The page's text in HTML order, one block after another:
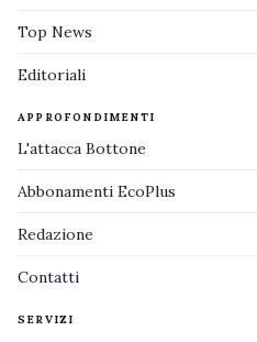
Top News
Editoriali
APPROFONDIMENTI
L'attacca Bottone
Abbonamenti EcoPlus
Redazione
Contatti
SERVIZI